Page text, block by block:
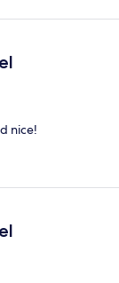
nice!